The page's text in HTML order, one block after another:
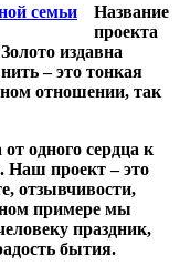
Название
проекта
издавна
– это тонкая
отношении, так
одного сердца к
Наш проект – это
отзывчивости,
примере мы
праздник,
бытия.